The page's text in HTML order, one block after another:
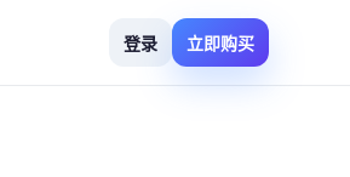
登录 立即购买